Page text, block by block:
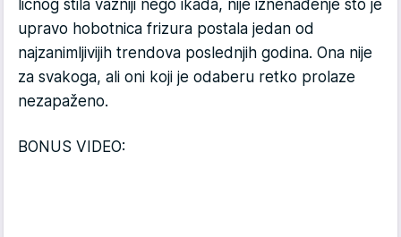
ličnog stila važniji nego ikada, nije iznenađenje što je
upravo hobotnica frizura postala jedan od
najzanimljivijih trendova poslednjih godina. Ona nije
za svakoga, ali oni koji je odaberu retko prolaze
nezapaženo.
BONUS VIDEO: